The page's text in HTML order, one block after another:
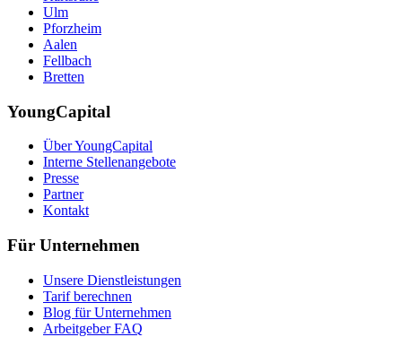
Ulm
Pforzheim
Aalen
Fellbach
Bretten
YoungCapital
Über YoungCapital
Interne Stellenangebote
Presse
Partner
Kontakt
Für Unternehmen
Unsere Dienstleistungen
Tarif berechnen
Blog für Unternehmen
Arbeitgeber FAQ